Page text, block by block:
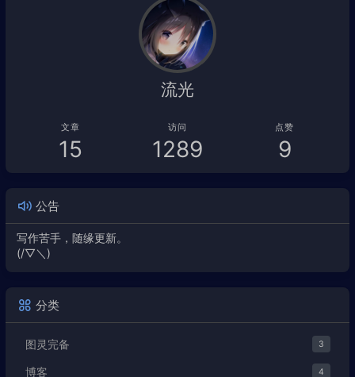
流光
文章
15
访问
1289
点赞
9
公告
写作苦手，随缘更新。
(/▽＼)
分类
图灵完备 3
博客 4